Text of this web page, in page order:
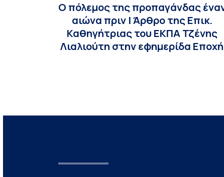
Ο πόλεμος της προπαγάνδας
αιώνα πριν | Άρθρο της Επικ.
Καθηγήτριας του ΕΚΠΑ Τζένης
Λιαλιούτη στην εφημερίδα Εποχή